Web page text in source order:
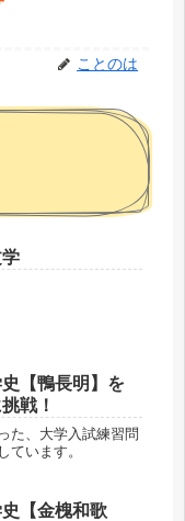
ことのは
【鴨長明】を
戦！
た、大学入試練習問
ています。
【金槐和歌